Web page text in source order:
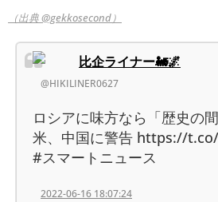
（出典 @gekkosecond）
比企ライナー🚂🌌
@HIKILINER0627
ロシアに味方なら「歴史の
米、中国に警告 https://
#スマートニュース
2022-06-16 18:07:24